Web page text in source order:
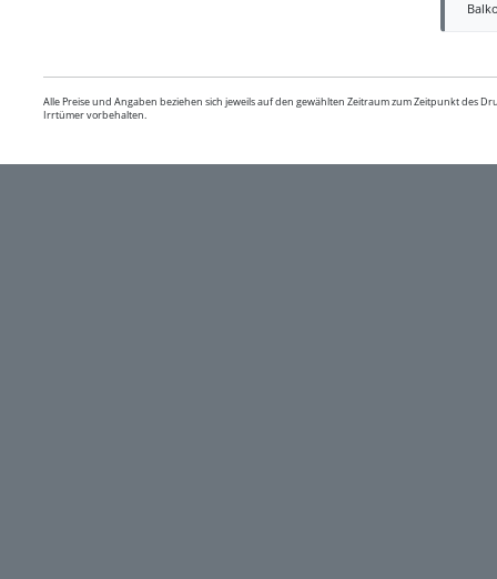
Alle Preise und Angaben beziehen sich jeweils auf den gewählten Zeitraum zum Zeitpunkt des
Irrtümer vorbehalten.